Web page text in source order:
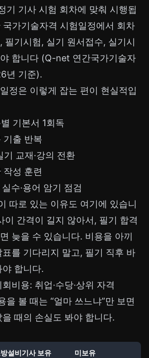
기 기사 시험 회차에 맞춰 시행됩
가기술자격 시험일정에서 회차
필기시험, 실기 원서접수, 실기시
합니다 (Q-net 연간국가기술자
년 기준).
정은 이렇게 잡는 편이 현실적입
기본서 1회독
기출 반복
기 교재·강의 전환
작성 훈련
수·용어 암기 점검
따로 있는 이유도 여기에 있습니
이 간격이 길지 않아서, 필기 합격
늦을 수 있습니다. 비용을 아끼
를 기다리지 말고, 필기 직후 바
합니다.
비용: 취업·수당·상위 자격
을 볼 때는 “얼마 쓰느냐”만 보면
때의 손실도 봐야 합니다.
설비기사 보유 미보유